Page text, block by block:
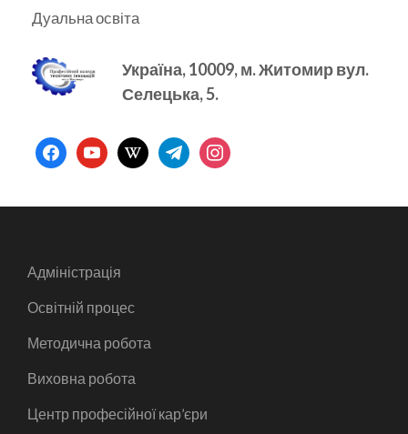
Дуальна освіта
Україна, 10009, м.Житомир вул.
Селецька, 5.
facebookyoutubewikipediatelegraminstagram
Адміністрація
Освітній процес
Методична робота
Виховна робота
Центр професійної кар’єри